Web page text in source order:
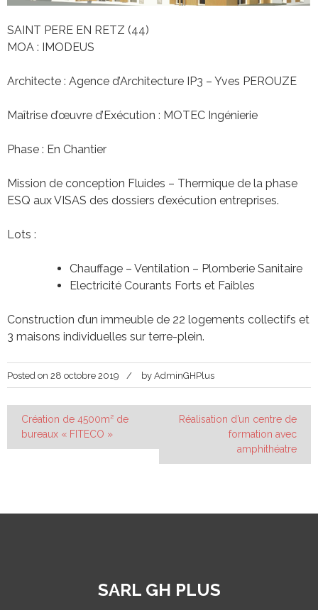
SAINT PERE EN RETZ (44)
MOA : IMODEUS
Architecte : Agence d’Architecture IP3 – Yves PEROUZE
Maîtrise d’œuvre d’Exécution : MOTEC Ingénierie
Phase : En Chantier
Mission de conception Fluides – Thermique de la phase
ESQ aux VISAS des dossiers d’exécution entreprises.
Lots :
Chauffage – Ventilation – Plomberie Sanitaire
Electricité Courants Forts et Faibles
Construction d’un immeuble de 22 logements collectifs et
3 maisons individuelles sur terre-plein.
Posted on 28 octobre 2019 by AdminGHPlus
Navigation
de
Création de 4500m² de
bureaux « FITECO »
Réalisation d’un centre de
formation avec
amphithéatre
SARL GH PLUS